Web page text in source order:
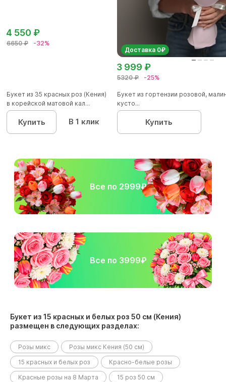
6650 ₽ -32%
4 550 ₽
Букет из 35 красных роз (Кения)
в корейской матовой кал...
Купить В 1 клик
Доставка 0₽
5320 ₽ -25%
3 999 ₽
Букет из гортензии розовой,
кусто...
Купить
Все по 2999₽
Все по 3999₽
Букет из 15 красных и белых роз 50 см (Кения)
размещен в следующих разделах:
Розы микс
Розы микс Кения (50 см)
15 красных и белых роз
Красно-белые розы
Красные розы на 8 Марта
15 роз 50 см